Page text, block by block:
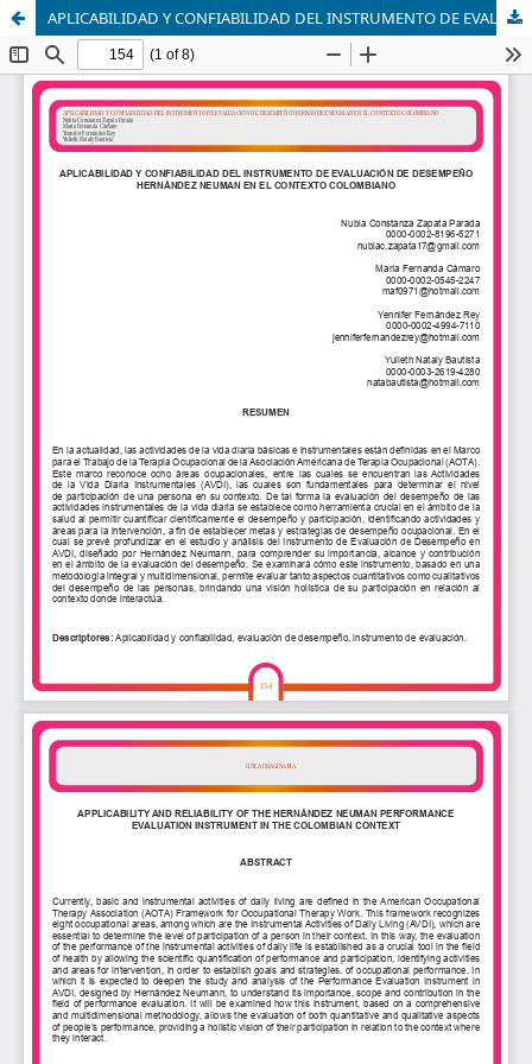
APLICABILIDAD Y CONFIABILIDAD DEL INSTRUMENTO DE EVALUACIÓN DE DESEMPEÑO HERNÁNDEZ NEUMAN EN EL CONTEXTO COLOMBIANO